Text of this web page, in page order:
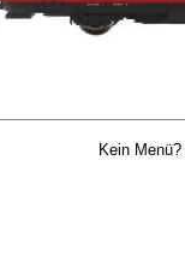
Kein